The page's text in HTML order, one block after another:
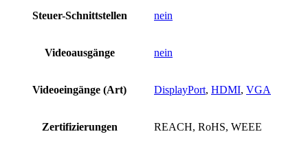
Steuer-Schnittstellen nein
Videoausgänge nein
Videoeingänge (Art) DisplayPort, HDMI, VGA
Zertifizierungen REACH, RoHS, WEEE